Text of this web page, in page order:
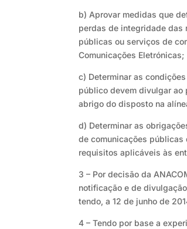
b) Aprovar medidas que
perdas de integridade das
públicas ou serviços de
Comunicações Eletrónicas;
c) Determinar as
público devem divulgar ao
abrigo do disposto na
d) Determinar as
de comunicações públicas
requisitos aplicáveis às
3 – Por decisão da
notificação e de
tendo, a 12 de junho de
4 – Tendo por base a